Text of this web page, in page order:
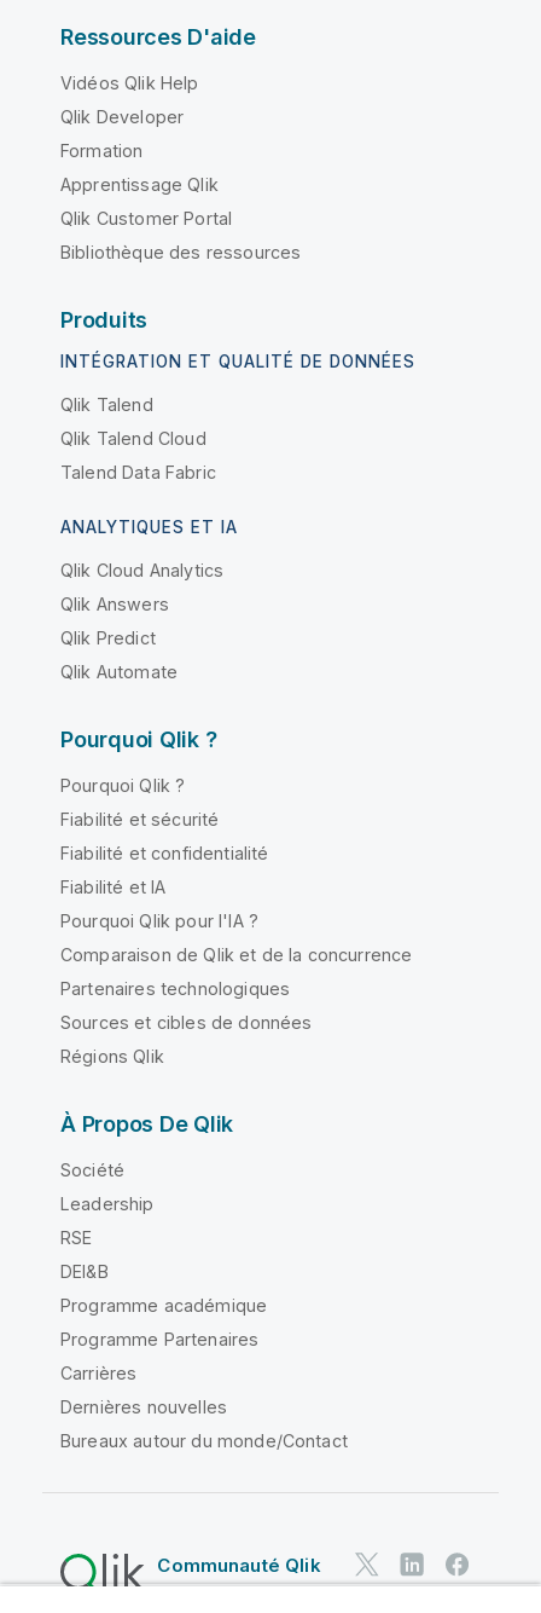
Ressources D'aide
Vidéos Qlik Help
Qlik Developer
Formation
Apprentissage Qlik
Qlik Customer Portal
Bibliothèque des ressources
Produits
INTÉGRATION ET QUALITÉ DE DONNÉES
Qlik Talend
Qlik Talend Cloud
Talend Data Fabric
ANALYTIQUES ET IA
Qlik Cloud Analytics
Qlik Answers
Qlik Predict
Qlik Automate
Pourquoi Qlik ?
Pourquoi Qlik ?
Fiabilité et sécurité
Fiabilité et confidentialité
Fiabilité et IA
Pourquoi Qlik pour l'IA ?
Comparaison de Qlik et de la concurrence
Partenaires technologiques
Sources et cibles de données
Régions Qlik
À Propos De Qlik
Société
Leadership
RSE
DEI&B
Programme académique
Programme Partenaires
Carrières
Dernières nouvelles
Bureaux autour du monde/Contact
Communauté Qlik